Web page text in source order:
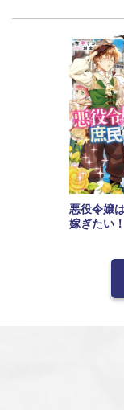
悪役令嬢
嫁ぎたい